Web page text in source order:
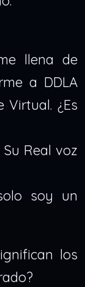
llena de
a DDLA
Virtual. ¿Es
Real voz
soy un
los